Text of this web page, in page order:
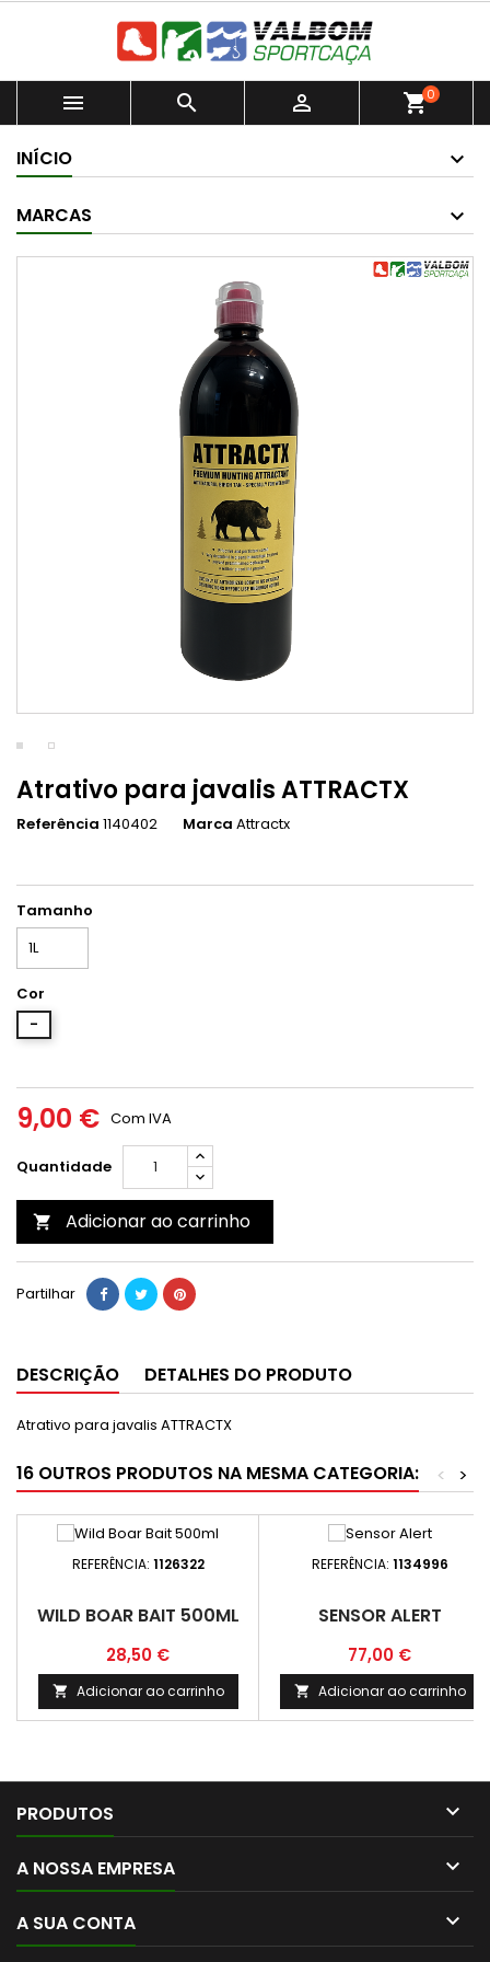
   shopping_cart0
INÍCIO
MARCAS
Atrativo para javalis ATTRACTX
Referência 1140402 Marca Attractx
Tamanho
Cor
-
9,00 € Com IVA
Quantidade
 Adicionar ao carrinho
Partilhar
DESCRIÇÃO DETALHES DO PRODUTO
Atrativo para javalis ATTRACTX
16 OUTROS PRODUTOS NA MESMA CATEGORIA: >
<
REFERÊNCIA: 1126322
WILD BOAR BAIT 500ML
Preço
28,50 €
 Adicionar ao carrinho
REFERÊNCIA: 1134996
SENSOR ALERT
Preço
77,00 €
 Adicionar ao carrinho
PRODUTOS 
A NOSSA EMPRESA 
A SUA CONTA 